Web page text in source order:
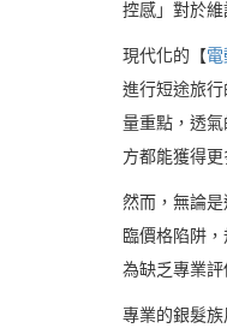
控感」對於
現代化的【
進行短途旅
量重點，透
方都能獲得
然而，無論
臨價格陷阱
為缺乏專業
專業的銀髮